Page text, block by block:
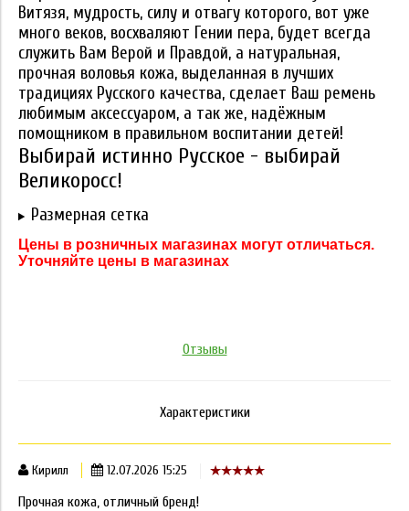
Витязя, мудрость, силу и отвагу которого, вот уже
много веков, восхваляют Гении пера, будет всегда
служить Вам Верой и Правдой, а натуральная,
прочная воловья кожа, выделанная в лучших
традициях Русского качества, сделает Ваш ремень
любимым аксессуаром, а так же, надёжным
помощником в правильном воспитании детей!
Выбирай истинно Русское - выбирай
Великоросс!
Размерная сетка
Цены в розничных магазинах могут отличаться.
Уточняйте цены в магазинах
Отзывы
Характеристики
Кирилл 12.07.2026 15:25
Прочная кожа, отличный бренд!